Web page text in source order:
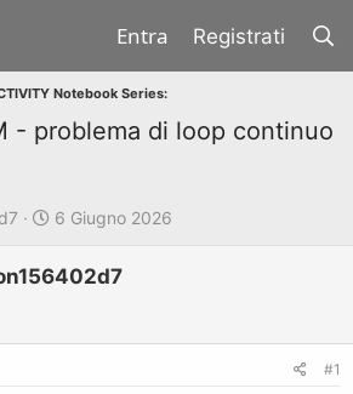
Registrati
Notebook Series:
- problema di loop continuo
D
t
6 Giugno 2026
#1